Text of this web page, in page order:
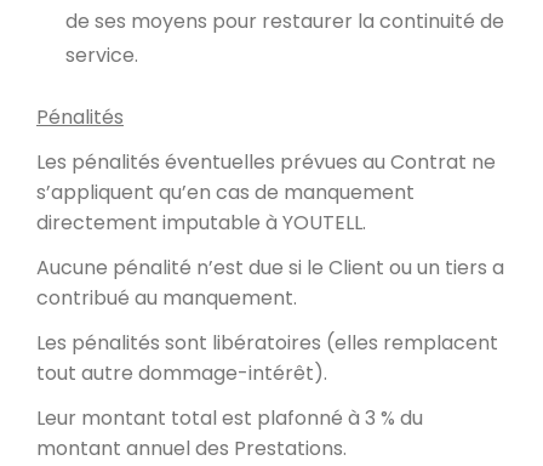
de ses moyens pour restaurer la continuité de
service.
Pénalités
Les pénalités éventuelles prévues au Contrat ne
s’appliquent qu’en cas de manquement
directement imputable à YOUTELL.
Aucune pénalité n’est due si le Client ou un tiers a
contribué au manquement.
Les pénalités sont libératoires (elles remplacent
tout autre dommage-intérêt).
Leur montant total est plafonné à 3 % du
montant annuel des Prestations.